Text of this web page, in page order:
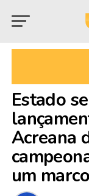
Estado
Acreana
um